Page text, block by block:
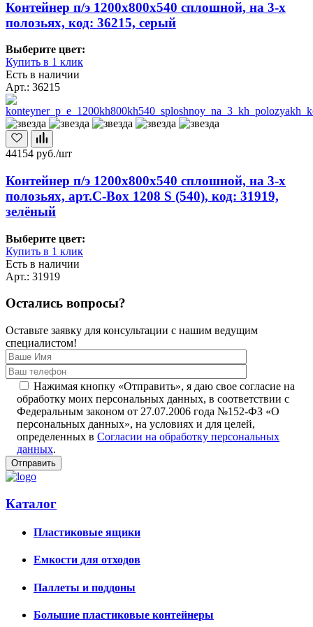
Контейнер п/э 1200х800х540 сплошной, на 3-х
полозьях, код: 36215, серый
Выберите цвет:
Купить в 1 клик
Есть в наличии
Арт.: 36215
44154 руб./шт
Контейнер п/э 1200х800х540 сплошной, на 3-х
полозьях, арт.C-Box 1208 S (540), код: 31919,
зелёный
Выберите цвет:
Купить в 1 клик
Есть в наличии
Арт.: 31919
Остались вопросы?
Оставьте заявку для консультации с нашим ведущим
специалистом!
Нажимая кнопку «Отправить», я даю свое согласие на
обработку моих персональных данных, в соответствии с
Федеральным законом от 27.07.2006 года №152-ФЗ «О
персональных данных», на условиях и для целей,
определенных в Согласии на обработку персональных
данных.
Каталог
Пластиковые ящики
Емкости для отходов
Паллеты и поддоны
Большие пластиковые контейнеры